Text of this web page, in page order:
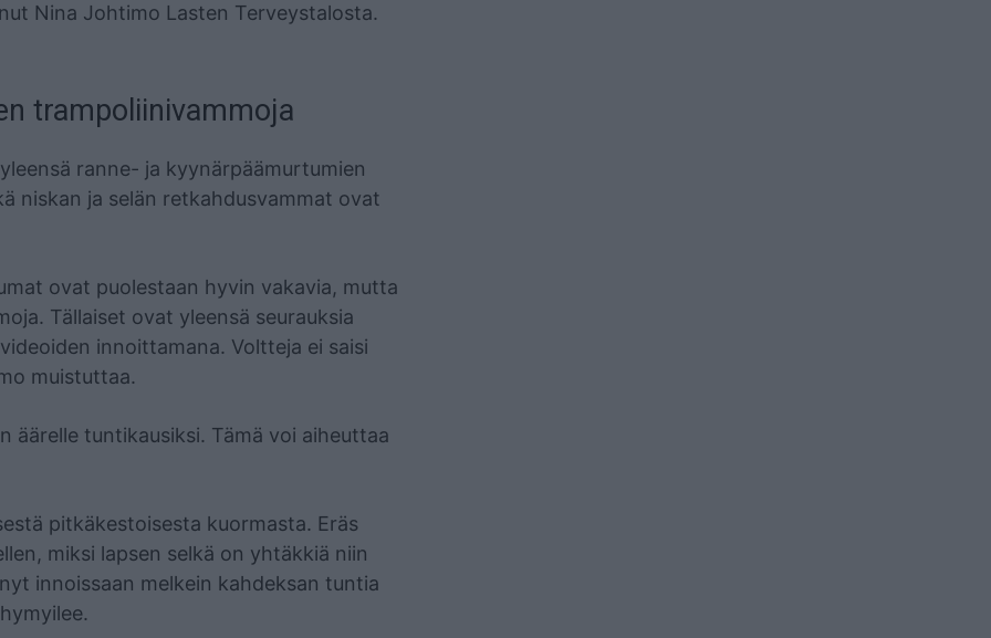
Nina Johtimo Lasten Terveystalosta.
trampoliinivammoja
ranne- ja kyynärpäämurtumien
niskan ja selän retkahdusvammat ovat
ovat puolestaan hyvin vakavia, mutta
Tällaiset ovat yleensä seurauksia
innoittamana. Voltteja ei saisi
muistuttaa.
äärelle tuntikausiksi. Tämä voi aiheuttaa
pitkäkestoisesta kuormasta. Eräs
miksi lapsen selkä on yhtäkkiä niin
innoissaan melkein kahdeksan tuntia